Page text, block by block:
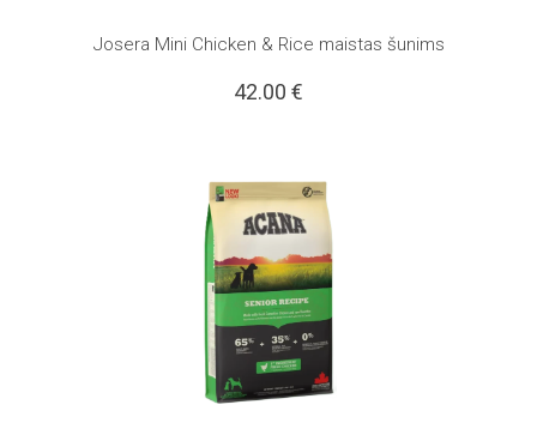
Josera Mini Chicken & Rice maistas šunims
42.00 €